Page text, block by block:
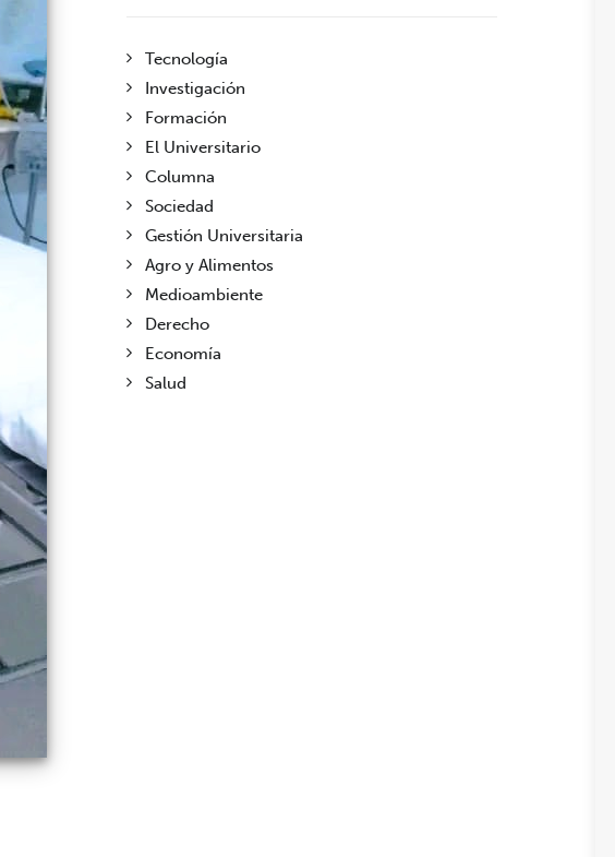
Tecnología
Investigación
Formación
El Universitario
Columna
Sociedad
Gestión Universitaria
Agro y Alimentos
Medioambiente
Derecho
Economía
Salud